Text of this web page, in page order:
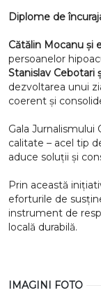
Diplome de
Cătălin Mocanu și
persoanelor
Stanislav Cebotari
dezvoltarea unui
coerent și
Gala Jurnalismului
calitate – acel tip
aduce soluții și
Prin această
eforturile de
instrument de
locală durabilă.
IMAGINI FOTO